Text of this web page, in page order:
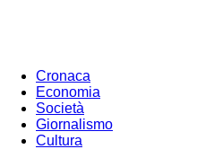
Cronaca
Economia
Società
Giornalismo
Cultura